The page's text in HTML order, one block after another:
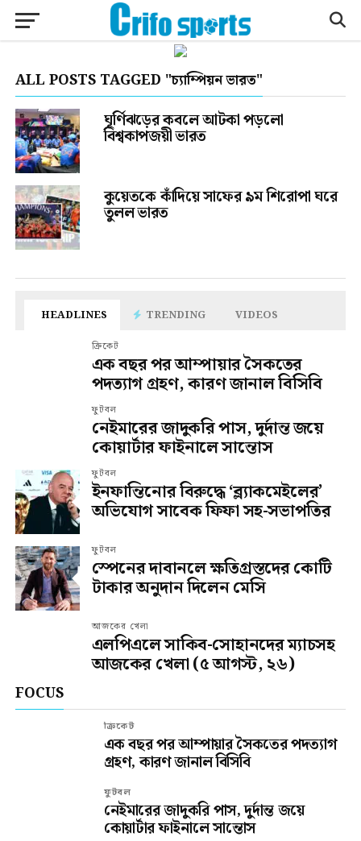
ALL POSTS TAGGED "চ্যাম্পিয়ন ভারত"
ঘূর্ণিঝড়ের কবলে আটকা পড়লো
বিশ্বকাপজয়ী ভারত
কুয়েতকে কাঁদিয়ে সাফের ৯ম শিরোপা ঘরে
তুলল ভারত
HEADLINES TRENDING VIDEOS
ক্রিকেট
এক বছর পর আম্পায়ার সৈকতের
পদত্যাগ গ্রহণ, কারণ জানাল বিসিবি
ফুটবল
নেইমারের জাদুকরি পাস, দুর্দান্ত জয়ে
কোয়ার্টার ফাইনালে সান্তোস
ফুটবল
ইনফান্তিনোর বিরুদ্ধে ‘ব্ল্যাকমেইলের’
অভিযোগ সাবেক ফিফা সহ-সভাপতির
ফুটবল
স্পেনের দাবানলে ক্ষতিগ্রস্তদের কোটি
টাকার অনুদান দিলেন মেসি
আজকের খেলা
এলপিএলে সাকিব-সোহানদের ম্যাচসহ
আজকের খেলা (৫ আগস্ট, ২৬)
FOCUS
ক্রিকেট
এক বছর পর আম্পায়ার সৈকতের পদত্যাগ
গ্রহণ, কারণ জানাল বিসিবি
ফুটবল
নেইমারের জাদুকরি পাস, দুর্দান্ত জয়ে
কোয়ার্টার ফাইনালে সান্তোস